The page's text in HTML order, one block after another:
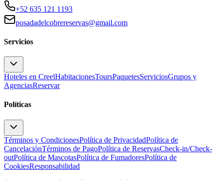
+52 635 121 1193
posadadelcobrereservas@gmail.com
Servicios
Hoteles en CreelHabitacionesToursPaquetesServiciosGrupos y
AgenciasReservar
Políticas
Términos y CondicionesPolítica de PrivacidadPolítica de
CancelaciónTérminos de PagoPolítica de ReservasCheck-in/Check-
outPolítica de MascotasPolítica de FumadoresPolítica de
CookiesResponsabilidad